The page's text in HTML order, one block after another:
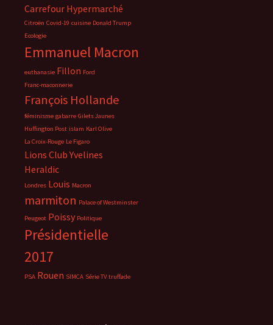
Carrefour Hypermarché
Citroën Covid-19 cuisine Donald Trump
Ecologie
Emmanuel Macron
euthanasie Fillon Ford
Franc-maconnerie
François Hollande
féminisme gabarre Gilets Jaunes
Huffington Post islam Karl Olive
La Croix-Rouge Le Figaro
Lions Club Yvelines
Heraldic
Londres Louis Macron
marmiton Palace of Westminster
Peugeot Poissy Politique
Présidentielle
2017
PSA Rouen SIMCA Série TV truffade